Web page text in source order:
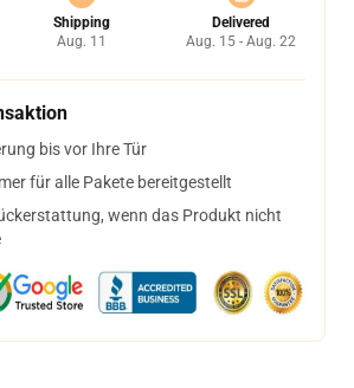
Shipping
Aug. 11
Delivered
Aug. 15 - Aug. 22
bis vor Ihre Tür
für alle Pakete bereitgestellt
wenn das Produkt nicht